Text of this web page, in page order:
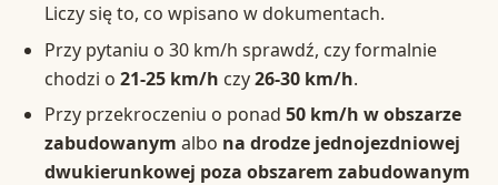
Liczy się to, co wpisano w dokumentach.
Przy pytaniu o 30 km/h sprawdź, czy formalnie
chodzi o 21-25 km/h czy26-30 km/h.
Przy przekroczeniu o ponad 50 km/h w obszarze
zabudowanym albo na drodze jednojezdniowej
dwukierunkowej poza obszarem zabudowanym